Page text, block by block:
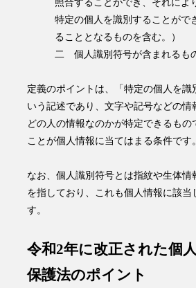
照合することができ、それによ
特定の個人を識別することがで
ることとなるものを含む。）
二 個人識別符号が含まれるも
定義のポイントは、「特定の個人を識
いう記述であり、文字や記号などの情
どの人の情報なのかが特定できるもの
ことが個人情報に当てはまる条件です
なお、個人識別符号とは指紋や生体情
を指しており、これも個人情報に該当
す。
令和2年に改正された個
保護法のポイント